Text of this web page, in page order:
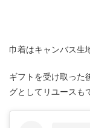
巾着はキャンバス生
ギフトを受け取った
グとしてリユースも